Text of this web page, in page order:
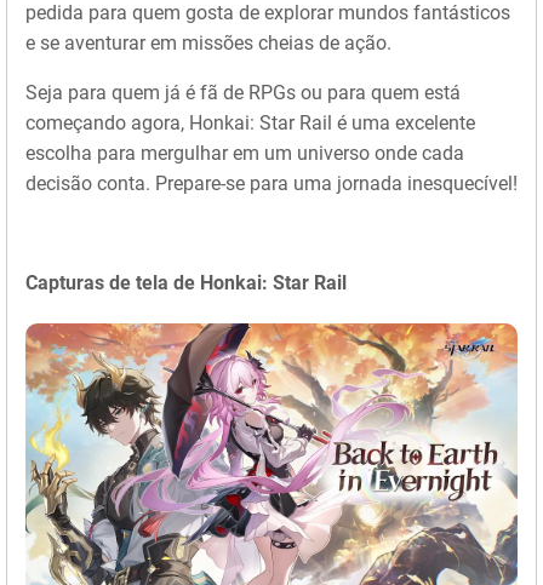
pedida para quem gosta de explorar mundos fantásticos
e se aventurar em missões cheias de ação.
Seja para quem já é fã de RPGs ou para quem está
começando agora, Honkai: Star Rail é uma excelente
escolha para mergulhar em um universo onde cada
decisão conta. Prepare-se para uma jornada inesquecível!
Capturas de tela de Honkai: Star Rail